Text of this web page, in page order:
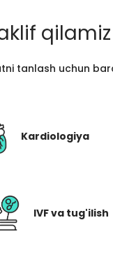
qilamiz
tanlash uchun
Kardiologiya
IVF va tug'ilish